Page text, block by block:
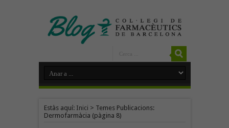
Estàs aquí: Inici > Temes Publicacions:
Dermofarmàcia (pàgina 8)